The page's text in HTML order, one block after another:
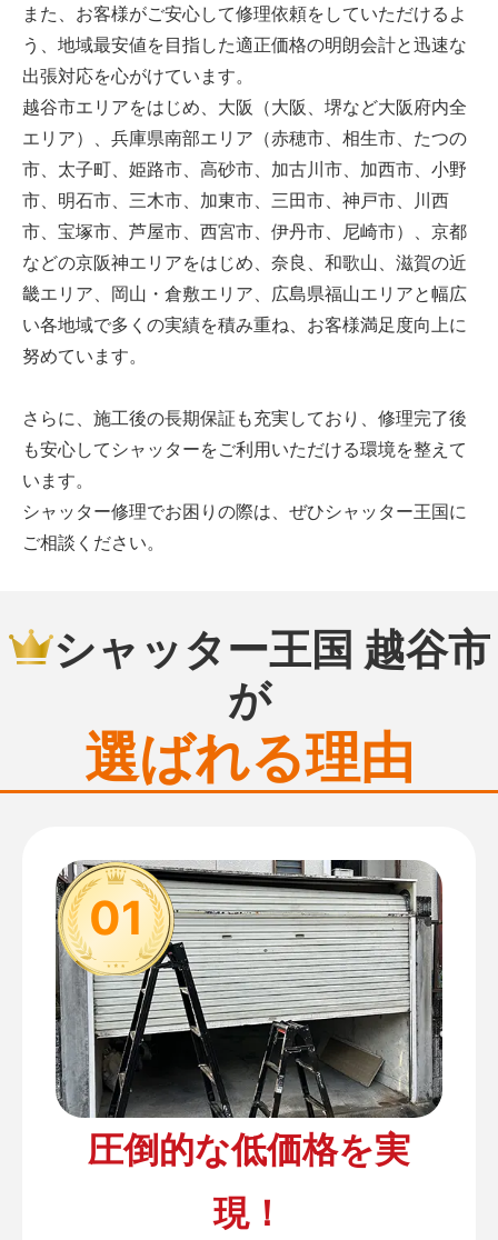
また、お客様がご安心して修理依頼をしていただけるよ
う、地域最安値を目指した適正価格の明朗会計と迅速な
出張対応を心がけています。
越谷市エリアをはじめ、大阪（大阪、堺など大阪府内全
エリア）、兵庫県南部エリア（赤穂市、相生市、たつの
市、太子町、姫路市、高砂市、加古川市、加西市、小野
市、明石市、三木市、加東市、三田市、神戸市、川西
市、宝塚市、芦屋市、西宮市、伊丹市、尼崎市）、京都
などの京阪神エリアをはじめ、奈良、和歌山、滋賀の近
畿エリア、岡山・倉敷エリア、広島県福山エリアと幅広
い各地域で多くの実績を積み重ね、お客様満足度向上に
努めています。
さらに、施工後の長期保証も充実しており、修理完了後
も安心してシャッターをご利用いただける環境を整えて
います。
シャッター修理でお困りの際は、ぜひシャッター王国に
ご相談ください。
シャッター王国 越谷市
が
選ばれる理由
01
圧倒的な低価格を実
現！